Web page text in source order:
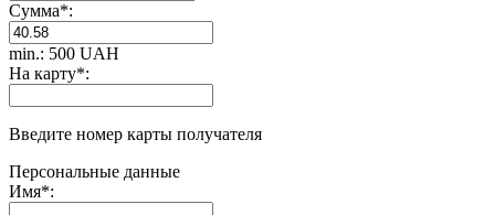
Сумма*:
min.: 500 UAH
На карту*:
Введите номер карты получателя
Персональные данные
Имя*: